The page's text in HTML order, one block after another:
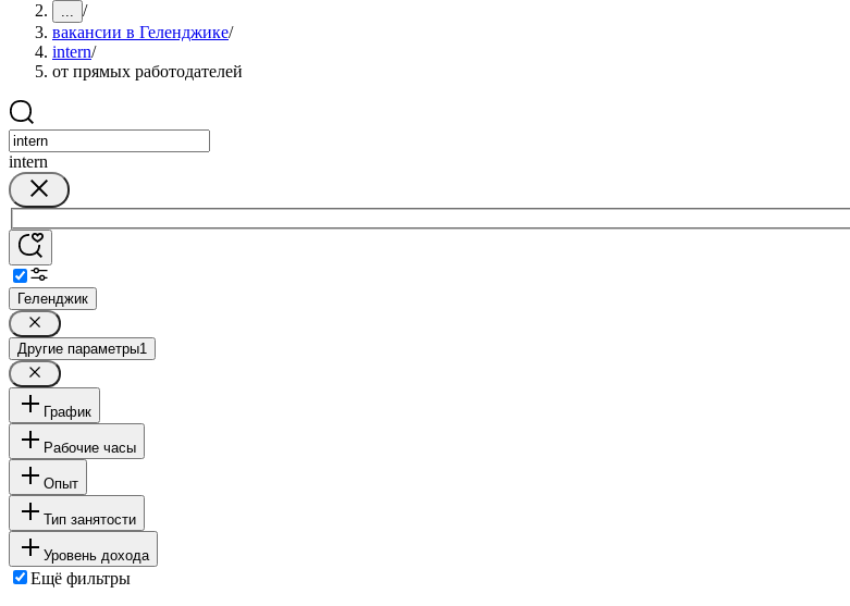
... /
вакансии в Геленджике/
intern/
от прямых работодателей
intern
Геленджик
Другие параметры1
График
Рабочие часы
Опыт
Тип занятости
Уровень дохода
Ещё фильтры